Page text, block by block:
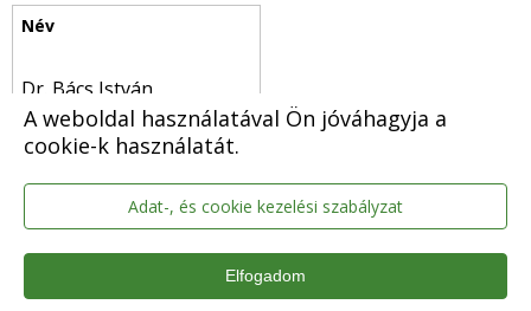
A weboldal használatával Ön jóváhagyja a
cookie-k használatát.
Adat-, és cookie kezelési szabályzat
Elfogadom
Dr. Bács István